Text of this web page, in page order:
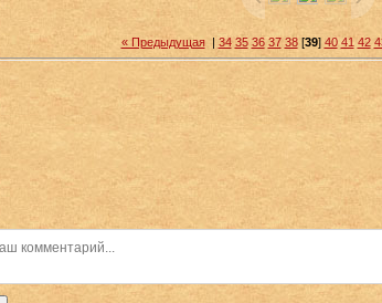
« Предыдущая| 34 35 36 37 38[39] 40 41 42